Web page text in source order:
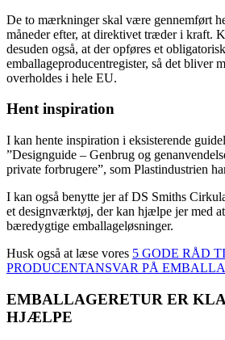
De to mærkninger skal være gennemført
måneder efter, at direktivet træder i kraft.
desuden også, at der opføres et obligatorisk
emballageproducentregister, så det bliver
overholdes i hele EU.
Hent inspiration
I kan hente inspiration i eksisterende
”Designguide – Genbrug og
private forbrugere”, som Plastindustrien
I kan også benytte jer af DS Smiths
et designværktøj, der kan hjælpe jer med
bæredygtige emballageløsninger.
Husk også at læse vores 5 GODE RÅD
PRODUCENTANSVAR PÅ
EMBALLAGERETUR ER
HJÆLPE